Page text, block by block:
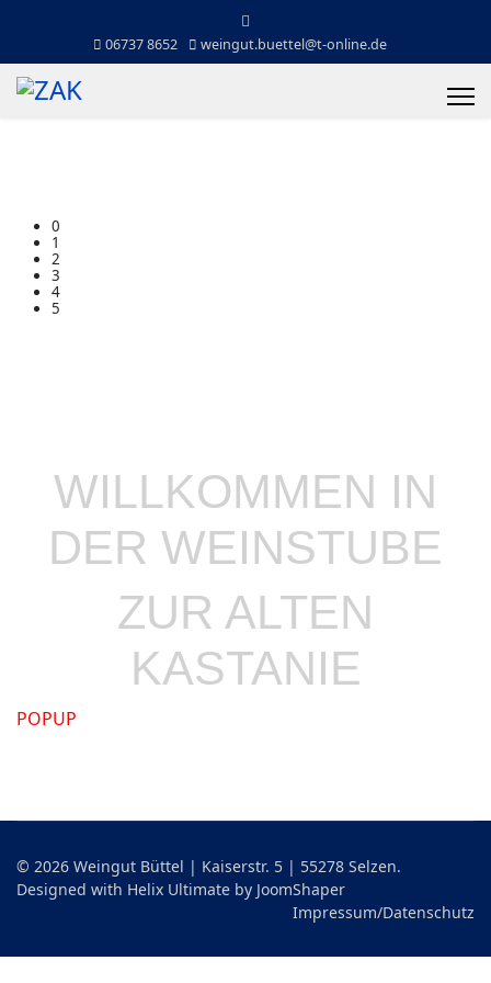
06737 8652 weingut.buettel@t-online.de
0
1
2
3
4
5
WILLKOMMEN IN
DER WEINSTUBE
ZUR ALTEN
KASTANIE
POPUP
© 2026 Weingut Büttel | Kaiserstr. 5 | 55278 Selzen.
Designed with Helix Ultimate by JoomShaper
Impressum/Datenschutz